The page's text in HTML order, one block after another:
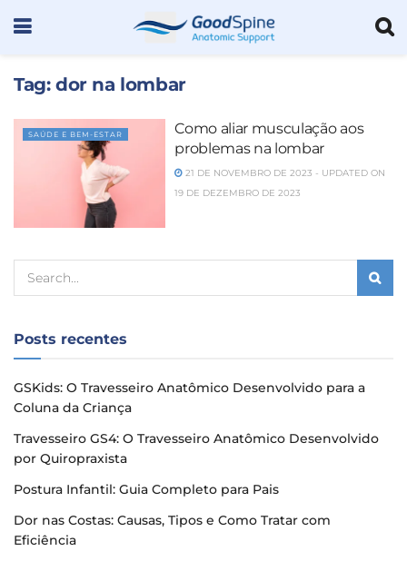
Tag: dor na lombar
SAÚDE E BEM-ESTAR
Como aliar musculação aos
problemas na lombar
21 DE NOVEMBRO DE 2023 - UPDATED ON
19 DE DEZEMBRO DE 2023
Posts recentes
GSKids: O Travesseiro Anatômico Desenvolvido para a
Coluna da Criança
Travesseiro GS4: O Travesseiro Anatômico Desenvolvido
por Quiropraxista
Postura Infantil: Guia Completo para Pais
Dor nas Costas: Causas, Tipos e Como Tratar com
Eficiência